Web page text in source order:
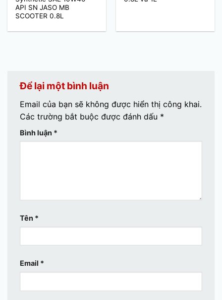
API SN JASO MB
SCOOTER 0.8L
Để lại một bình luận
Email của bạn sẽ không được hiển thị công khai.
Các trường bắt buộc được đánh dấu *
Bình luận *
Tên *
Email *